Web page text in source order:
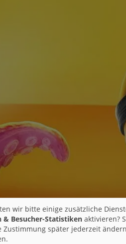
wir bitte einige zusätzliche
& Besucher-Statistiken aktivieren?
Zustimmung später jederzeit